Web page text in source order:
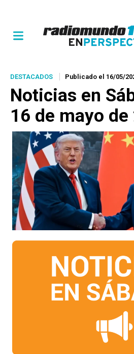
DESTACADOS Publicado el 16/05/
Noticias en
16 de mayo de